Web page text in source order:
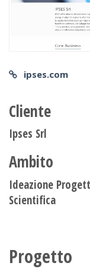
ipses.com
Cliente
Ipses Srl
Ambito
Ideazione
Scientifica
Progetto